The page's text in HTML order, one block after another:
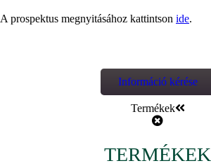
A prospektus megnyitásához kattintson ide.
Információ kérése
Termékek
TERMÉKEK